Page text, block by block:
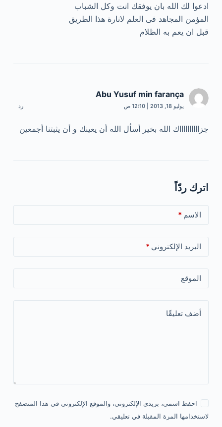
ادعوا لك الله بان يوفقك انت وكل الشباب
المؤمن المجاهد فى العلم لانارة هذا الطريق
قبل ان يعم به الظلام
Abu Yusuf min farança
يوليو 18, 2013 | 12:10 ص رد
جزااااااااااك الله بخير أسأل الله أن يعينك و أن يثبتنا أجمعين
اترك ردّاً
الاسم *
البريد الإلكتروني *
الموقع
أضف تعليقًا
احفظ اسمي، بريدي الإلكتروني، والموقع الإلكتروني في هذا المتصفح
لاستخدامها المرة المقبلة في تعليقي.